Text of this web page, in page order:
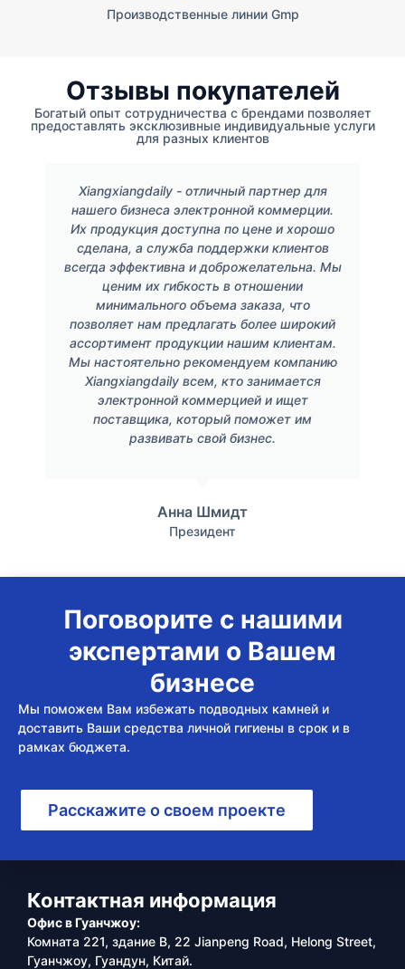
Производственные линии Gmp
Отзывы покупателей
Богатый опыт сотрудничества с брендами позволяет
предоставлять эксклюзивные индивидуальные услуги
для разных клиентов
Xiangxiangdaily - отличный партнер для
нашего бизнеса электронной коммерции.
Их продукция доступна по цене и хорошо
сделана, а служба поддержки клиентов
всегда эффективна и доброжелательна. Мы
ценим их гибкость в отношении
минимального объема заказа, что
позволяет нам предлагать более широкий
ассортимент продукции нашим клиентам.
Мы настоятельно рекомендуем компанию
Xiangxiangdaily всем, кто занимается
электронной коммерцией и ищет
поставщика, который поможет им
развивать свой бизнес.
Анна Шмидт
Президент
Поговорите с нашими
экспертами о Вашем
бизнесе
Мы поможем Вам избежать подводных камней и
доставить Ваши средства личной гигиены в срок и в
рамках бюджета.
Расскажите о своем проекте
Контактная информация
Офис в Гуанчжоу:
Комната 221, здание B, 22 Jianpeng Road, Helong Street,
Гуанчжоу, Гуандун, Китай.